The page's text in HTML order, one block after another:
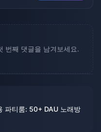
번째 댓글을 남겨보세요.
파티룸: 50+ DAU 노래방